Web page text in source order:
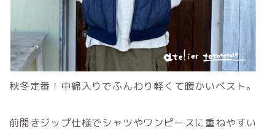
秋冬定番！中綿入りでふんわり軽くて暖かいベスト。
前開きジップ仕様でシャツやワンピースに重ねやすい